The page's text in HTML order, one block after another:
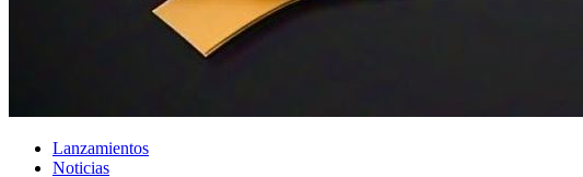
Lanzamientos
Noticias